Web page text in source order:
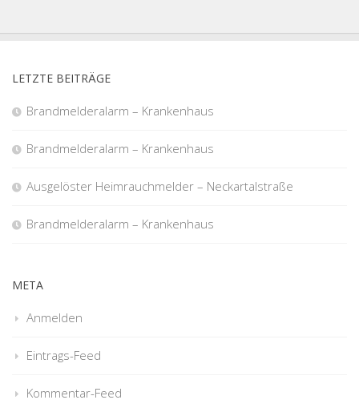
LETZTE BEITRÄGE
Brandmelderalarm – Krankenhaus
Brandmelderalarm – Krankenhaus
Ausgelöster Heimrauchmelder – Neckartalstraße
Brandmelderalarm – Krankenhaus
META
Anmelden
Eintrags-Feed
Kommentar-Feed